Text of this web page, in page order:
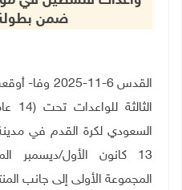
ضمن
القدس 6-11-
13 كانون الأول/ديسمبر
المجموعة الأولى إلى جانب